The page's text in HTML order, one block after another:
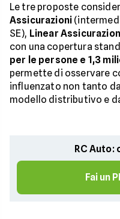
Le tre proposte
Assicurazioni
SE), Linear
con una copertura
per le persone e 1,3
permette di osservare
influenzato non tanto
modello distributivo e
RC Auto:
Fai un